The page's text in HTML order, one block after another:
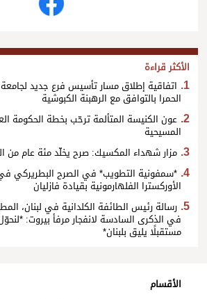
الأكثر قراءة
اتفاقية إطلاق مسار تأسيس فرع جديد
الحمرا بالتوافق مع الرهبنة الكبوشية
عون الكنيسة المتألمة ترحّب بخطة الحكومة
المسيحية
مزار شهداء المكسيك: صرح يخلّد مئة عام من
*سمفونية التطويب* في الصرح البطريركي
الأوركسترا الفلهارمونية بقيادة فازليان
رسالة رئيس الطائفة الكلدانية في لبنان،
في الذكرى السادسة لانفجار مرفأ بيروت:
مستقبلًا يليق بلبنان*
الأقسام